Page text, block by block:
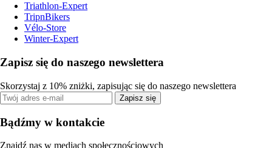
Triathlon-Expert
TripnBikers
Vélo-Store
Winter-Expert
Zapisz się do naszego newslettera
Skorzystaj z 10% zniżki, zapisując się do naszego newslettera
Zapisz się
Bądźmy w kontakcie
Znajdź nas w mediach społecznościowych